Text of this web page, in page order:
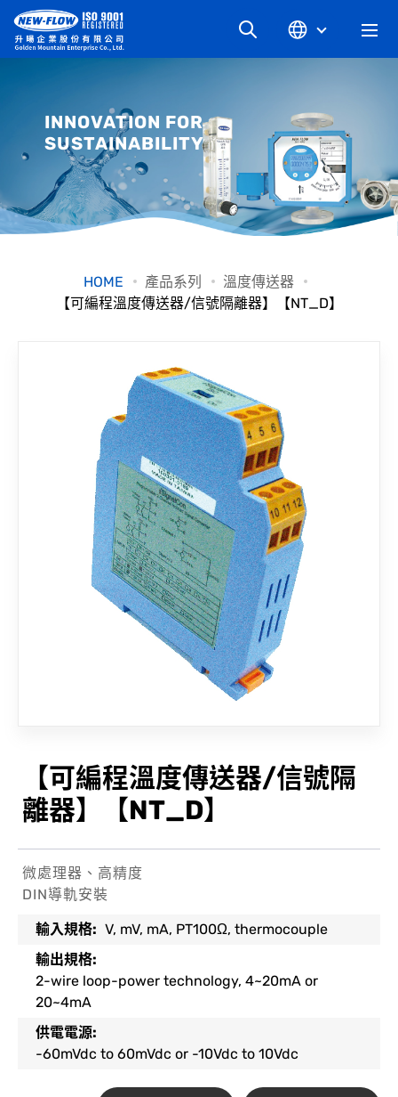
最新消息
知識文章
檔案下載
聯絡我們
INNOVATION FOR
SUSTAINABILITY
HOME 產品系列
溫度傳送器
【可編程溫度傳送器/信號隔離器】【NT_D】
【可編程溫度傳送器/信號隔
離器】【NT_D】
微處理器、高精度
DIN導軌安裝
輸入規格: V, mV, mA, PT100Ω, thermocouple
輸出規格:
2-wire loop-power technology, 4~20mA or
20~4mA
供電電源:
-60mVdc to 60mVdc or -10Vdc to 10Vdc